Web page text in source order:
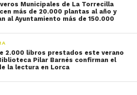
Municipales de La Torrecilla
más de 20.000 plantas al año y
al Ayuntamiento más de 150.000
2.000 libros prestados este verano
Pilar Barnés confirman el
la lectura en Lorca